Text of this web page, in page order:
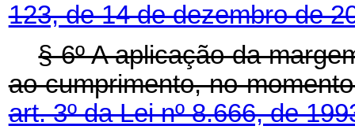
123, de 14 de dezembro de
§ 6º A aplicação da
ao cumprimento, no
art. 3º da Lei nº 8.666, de